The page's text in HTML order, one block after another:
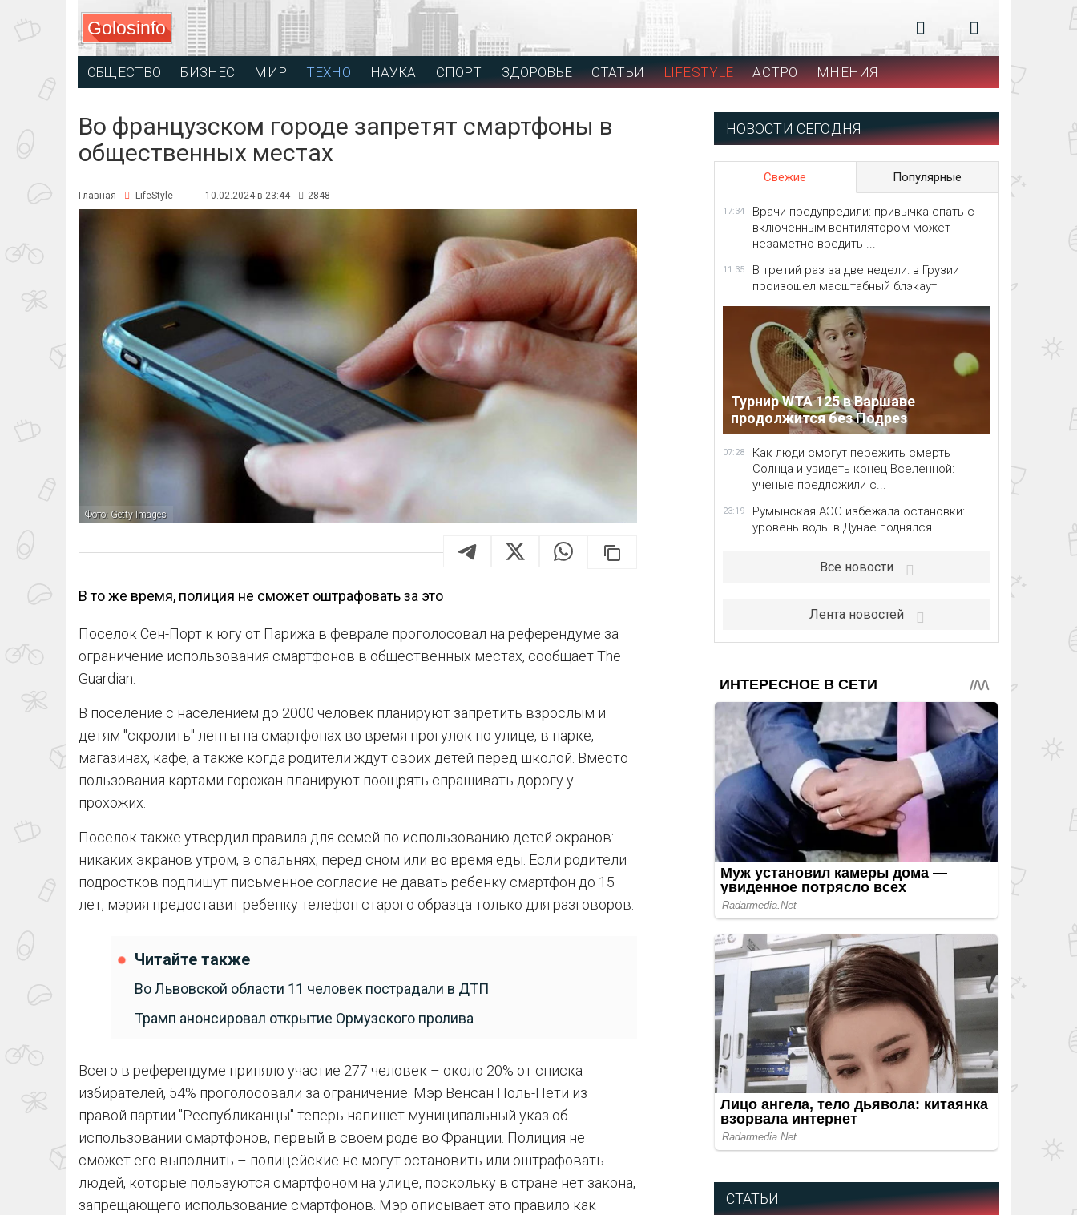
Golosinfo
ОБЩЕСТВО БИЗНЕС МИР ТЕХНО НАУКА СПОРТ ЗДОРОВЬЕ СТАТЬИ LIFESTYLE АСТРО МНЕНИЯ
Во французском городе запретят смартфоны в
общественных местах
Главная LifeStyle 10.02.2024 в 23:44 2848
Фото: Getty Images
В то же время, полиция не сможет оштрафовать за это
Поселок Сен-Порт к югу от Парижа в феврале проголосовал на референдуме за
ограничение использования смартфонов в общественных местах, сообщает The
Guardian.
В поселение с населением до 2000 человек планируют запретить взрослым и
детям "скролить" ленты на смартфонах во время прогулок по улице, в парке,
магазинах, кафе, а также когда родители ждут своих детей перед школой. Вместо
пользования картами горожан планируют поощрять спрашивать дорогу у
прохожих.
Поселок также утвердил правила для семей по использованию детей экранов:
никаких экранов утром, в спальнях, перед сном или во время еды. Если родители
подростков подпишут письменное согласие не давать ребенку смартфон до 15
лет, мэрия предоставит ребенку телефон старого образца только для разговоров.
Читайте также
Во Львовской области 11 человек пострадали в ДТП
Трамп анонсировал открытие Ормузского пролива
Всего в референдуме приняло участие 277 человек – около 20% от списка
избирателей, 54% проголосовали за ограничение. Мэр Венсан Поль-Пети из
правой партии "Республиканцы" теперь напишет муниципальный указ об
использовании смартфонов, первый в своем роде во Франции. Полиция не
сможет его выполнить – полицейские не могут остановить или оштрафовать
людей, которые пользуются смартфоном на улице, поскольку в стране нет закона,
запрещающего использование смартфонов. Мэр описывает это правило как
НОВОСТИ СЕГОДНЯ
Свежие Популярные
17:34
Врачи предупредили: привычка спать с
включенным вентилятором может
незаметно вредить ...
11:35
В третий раз за две недели: в Грузии
произошел масштабный блэкаут
Турнир WTA 125 в Варшаве
продолжится без Подрез
07:28
Как люди смогут пережить смерть
Солнца и увидеть конец Вселенной:
ученые предложили с...
23:19
Румынская АЭС избежала остановки:
уровень воды в Дунае поднялся
Все новости
Лента новостей
СТАТЬИ